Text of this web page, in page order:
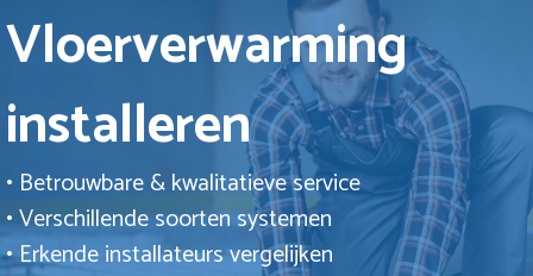
Vloerverwarming
installeren
• Betrouwbare & kwalitatieve service
• Verschillende soorten systemen
• Erkende installateurs vergelijken